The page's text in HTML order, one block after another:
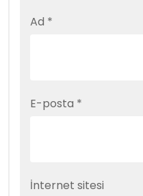
Ad *
E-posta *
İnternet sitesi